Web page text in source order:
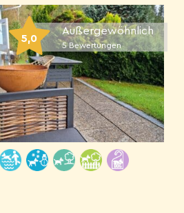
5,0
Außergewöhnlich
5 Bewertungen